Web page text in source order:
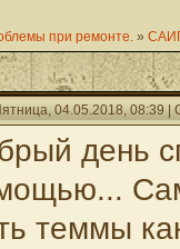
при ремонте. »
04.05.2018, 08:39
день
теммы